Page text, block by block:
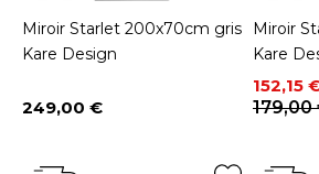
Miroir Starlet 200x70cm gris
Kare Design
Prix
249,00 €
Miroir
Kare
Prix
152,15
Prix de
179,00